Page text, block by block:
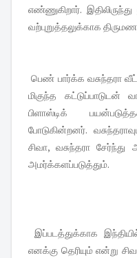
எண்ணுகிறார்.
வற்புறுத்தலுக்காக
பெண் பார்க்க வசுந்தரா
மிகுந்த கட்டுப்பாடுடன்
பிளாஸ்டிக்
போடுகின்றனர்.
சிவா, வசுந்தரா
அமர்க்களப்படுத்தும்.
இப்படத்துக்காக
எனக்கு தெரியும் என்று